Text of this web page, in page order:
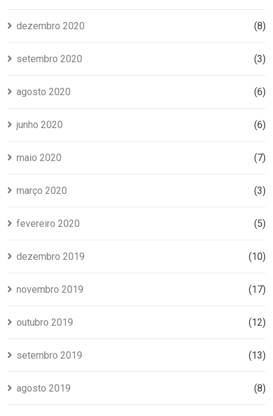
dezembro 2020 (8)
setembro 2020 (3)
agosto 2020 (6)
junho 2020 (6)
maio 2020 (7)
março 2020 (3)
fevereiro 2020 (5)
dezembro 2019 (10)
novembro 2019 (17)
outubro 2019 (12)
setembro 2019 (13)
agosto 2019 (8)